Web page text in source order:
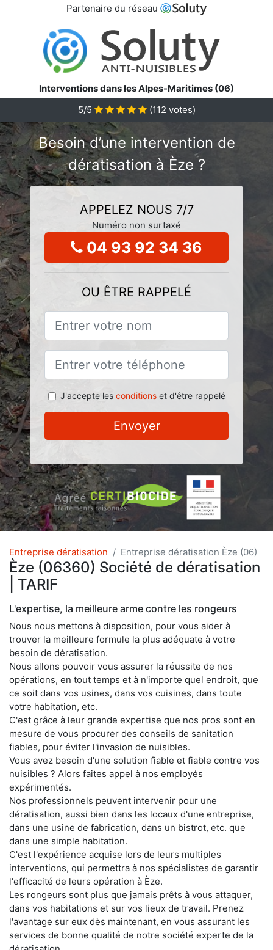
Partenaire du réseau
Interventions dans les Alpes-Maritimes (06)
5/5
(112 votes)
Besoin d’une intervention de
dératisation à Èze ?
APPELEZ NOUS 7/7
Numéro non surtaxé
04 93 92 34 36
OU ÊTRE RAPPELÉ
J'accepte les conditionset d'être rappelé
Envoyer
Entreprise dératisation Entreprise dératisation Èze (06)
Èze (06360) Société de dératisation
| TARIF
L'expertise, la meilleure arme contre les rongeurs
Nous nous mettons à disposition, pour vous aider à
trouver la meilleure formule la plus adéquate à votre
besoin de dératisation.
Nous allons pouvoir vous assurer la réussite de nos
opérations, en tout temps et à n'importe quel endroit, que
ce soit dans vos usines, dans vos cuisines, dans toute
votre habitation, etc.
C'est grâce à leur grande expertise que nos pros sont en
mesure de vous procurer des conseils de sanitation
fiables, pour éviter l'invasion de nuisibles.
Vous avez besoin d'une solution fiable et fiable contre vos
nuisibles ? Alors faites appel à nos employés
expérimentés.
Nos professionnels peuvent intervenir pour une
dératisation, aussi bien dans les locaux d'une entreprise,
dans une usine de fabrication, dans un bistrot, etc. que
dans une simple habitation.
C'est l'expérience acquise lors de leurs multiples
interventions, qui permettra à nos spécialistes de garantir
l'efficacité de leurs opération à Èze.
Les rongeurs sont plus que jamais prêts à vous attaquer,
dans vos habitations et sur vos lieux de travail. Prenez
l'avantage sur eux dès maintenant, en vous assurant les
services de bonne qualité de notre société experte de la